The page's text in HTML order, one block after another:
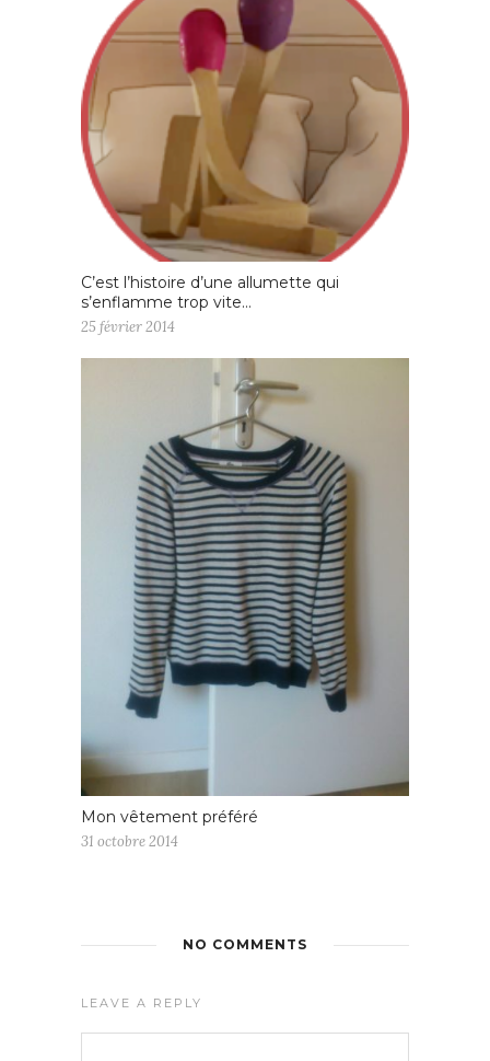
C’est l’histoire d’une allumette qui
s’enflamme trop vite…
25 février 2014
Mon vêtement préféré
31 octobre 2014
NO COMMENTS
LEAVE A REPLY